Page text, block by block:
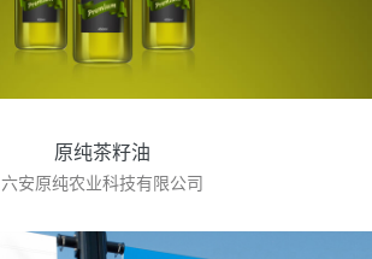
原纯茶籽油
六安原纯农业科技有限公司